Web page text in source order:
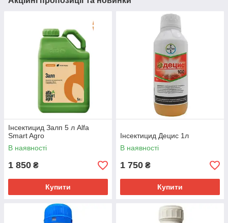
Інсектицид Залп 5 л Alfa
Smart Agro
В наявності
1 850 ₴
Купити
Інсектицид Децис 1л
В наявності
1 750 ₴
Купити